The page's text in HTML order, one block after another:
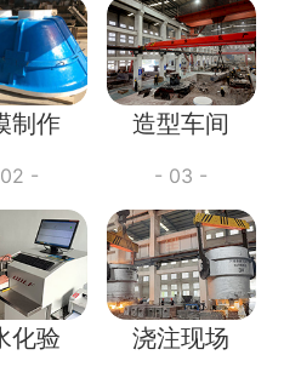
制作
-
造型车间
- 03 -
化验 浇注现场